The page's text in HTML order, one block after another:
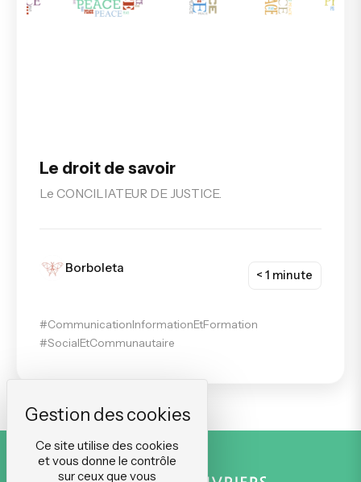
Le droit de savoir
Le CONCILIATEUR DE JUSTICE.
Borboleta
< 1 minute
#CommunicationInformationEtFormation
#SocialEtCommunautaire
Ce site utilise des cookies
et vous donne le contrôle
sur ceux que vous